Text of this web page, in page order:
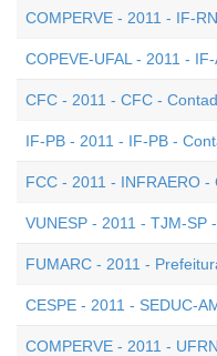
COMPERVE - 2011 - IF-
COPEVE-UFAL - 2011 -
CFC - 2011 - CFC -
IF-PB - 2011 - IF-PB -
FCC - 2011 - INFRAERO -
VUNESP - 2011 - TJM-SP
FUMARC - 2011 -
CESPE - 2011 - SEDUC-
COMPERVE - 2011 -